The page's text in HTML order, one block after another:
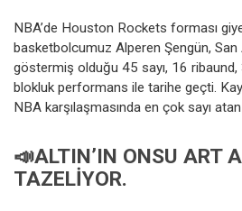
NBA’de Houston Rockets forması
basketbolcumuz Alperen Şengün, San
göstermiş olduğu 45 sayı, 16
blokluk performans ile tarihe geçti.
NBA karşılaşmasında en çok sayı
📣ALTIN’IN ONSU ART
TAZELIYOR.